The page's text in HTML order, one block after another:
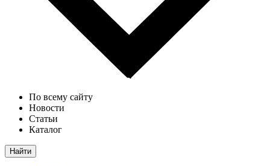
По всему сайту
Новости
Статьи
Каталог
Найти